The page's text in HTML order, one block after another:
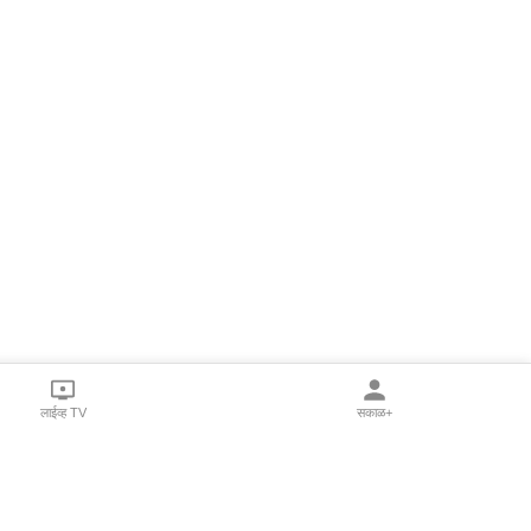
लाईव्ह TV सकाळ+